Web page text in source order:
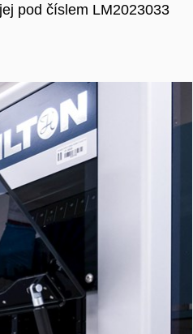
pod číslem LM2023033